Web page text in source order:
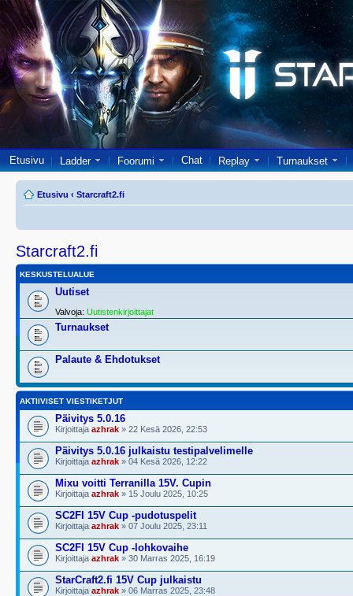
Etusivu Ladder Foorumi Chat Replay Turnaukset
Etusivu ‹ Starcraft2.fi
Starcraft2.fi
KESKUSTELUALUE
Uutiset
Valvoja: Uutistenkirjoittajat
Turnaukset
Palaute & Ehdotukset
AKTIIVISET VIESTIKETJUT
Päivitys 5.0.16
Kirjoittaja azhrak » 22 Kesä 2026, 22:53
Päivitys 5.0.16 julkaistu testipalvelimelle
Kirjoittaja azhrak » 04 Kesä 2026, 12:22
Mixu voitti Terranilla 15V. Cupin
Kirjoittaja azhrak » 15 Joulu 2025, 10:25
SC2FI 15V Cup -pudotuspelit
Kirjoittaja azhrak » 07 Joulu 2025, 23:11
SC2FI 15V Cup -lohkovaihe
Kirjoittaja azhrak » 30 Marras 2025, 16:19
StarCraft2.fi 15V Cup julkaistu
Kirjoittaja azhrak » 06 Marras 2025, 23:48